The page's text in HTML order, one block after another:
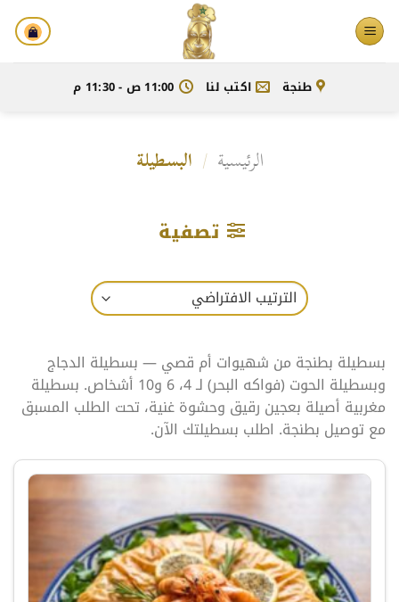
تخطي
للمحتوى
طنجة اكتب لنا 11:00 ص - 11:30 م
الرئيسية / البسطيلة
تصفية
بسطيلة بطنجة من شهيوات أم قصي — بسطيلة الدجاج
وبسطيلة الحوت (فواكه البحر) لـ 4، 6 و10 أشخاص. بسطيلة
مغربية أصيلة بعجين رقيق وحشوة غنية، تحت الطلب المسبق
مع توصيل بطنجة. اطلب بسطيلتك الآن.